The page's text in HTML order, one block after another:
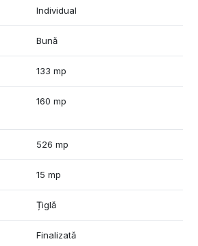
Individual
Bună
133 mp
160 mp
526 mp
15 mp
Țiglă
Finalizată